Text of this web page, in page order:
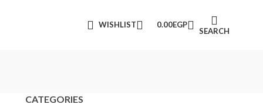
WISHLIST 0.00EGP
SEARCH
CATEGORIES